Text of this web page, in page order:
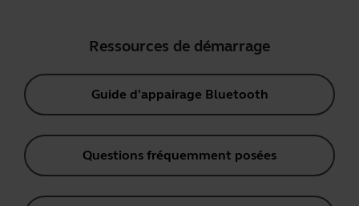
Ressources de démarrage
Guide d'appairage Bluetooth
Questions fréquemment posées